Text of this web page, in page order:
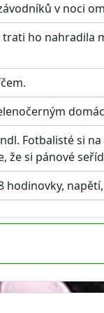
v noci
ho nahradila
Fotbalisté si
že si pánové